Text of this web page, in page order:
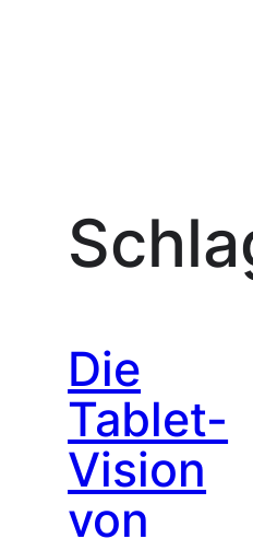
Die
Tablet-
Vision
von